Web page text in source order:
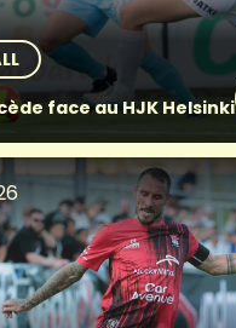
face au HJK Helsinki